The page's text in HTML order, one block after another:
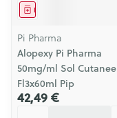
Médicament
Pi Pharma
Alopexy Pi Pharma
50mg/ml Sol Cutanee
Fl3x60ml Pip
42,49 €